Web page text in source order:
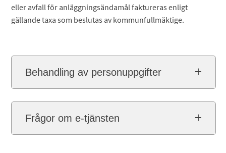
eller avfall för anläggningsändamål faktureras enligt
gällande taxa som beslutas av kommunfullmäktige.
Behandling av personuppgifter
Frågor om e-tjänsten